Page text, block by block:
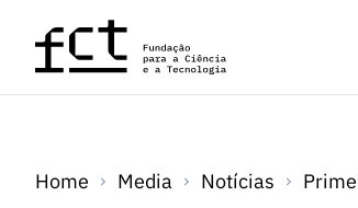
Saltar para o conteúdo principal
Home Media Notícias